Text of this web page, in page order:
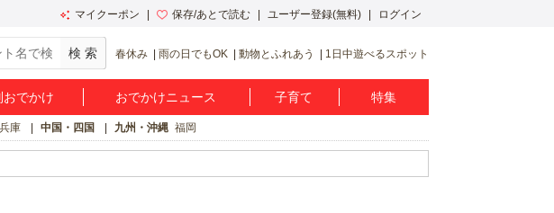
マイクーポン 保存/あとで読む ユーザー登録(無料) ログイン
春休み 雨の日でもOK 動物とふれあう 1日中遊べるスポット
おでかけ おでかけニュース 子育て 特集
兵庫 中国・四国 九州・沖縄 福岡